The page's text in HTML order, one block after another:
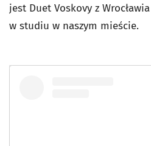
jest Duet Voskovy z
w studiu w naszym mieście.